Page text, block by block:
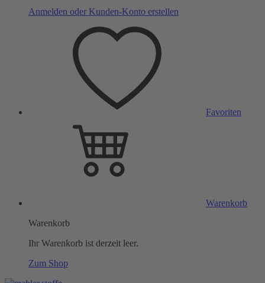
Anmelden oder Kunden-Konto erstellen
Favoriten
Warenkorb
Warenkorb
Ihr Warenkorb ist derzeit leer.
Zum Shop